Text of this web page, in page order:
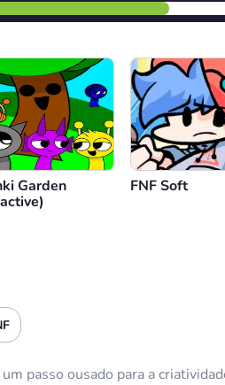
Garden
FNF Soft
passo ousado para a